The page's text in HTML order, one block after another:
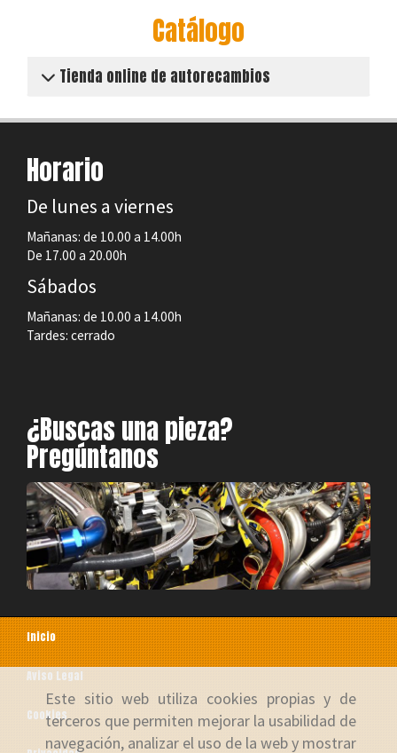
Este sitio web utiliza cookies propias y de
terceros que permiten mejorar la usabilidad de
navegación, analizar el uso de la web y mostrar
Catálogo
Tienda online de autorecambios
Horario
De lunes a viernes
Mañanas: de 10.00 a 14.00h
De 17.00 a 20.00h
Sábados
Mañanas: de 10.00 a 14.00h
Tardes: cerrado
¿Buscas una pieza?
Pregúntanos
Inicio
Aviso Legal
Cookies